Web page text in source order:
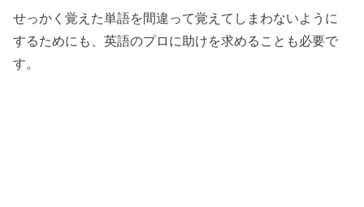
せっかく覚えた単語を間違って覚えてしまわないように
するためにも、英語のプロに助けを求めることも必要で
す。